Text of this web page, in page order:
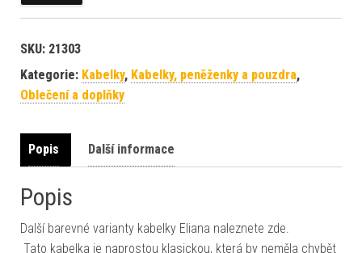
SKU: 21303
Kategorie: Kabelky, Kabelky, peněženky a pouzdra,
Oblečení a doplňky
Popis Další informace
Popis
Další barevné varianty kabelky Eliana naleznete zde.
Tato kabelka je naprostou klasickou, která by neměla chybět